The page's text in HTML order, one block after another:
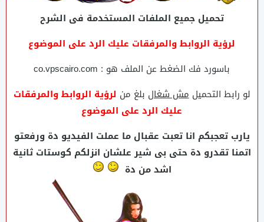
تحميل جميع الملفات المستخدمة فى الشرح
لرؤية الروابط والمرفقات عليك الرد على الموضوع
باسورد فك الضغط عن الملف هو : co.vpscairo.com
لو رابط التحميلمش شغال بلغ من لرؤية الروابط والمرفقات
عليك الرد على الموضوع
يارب تعجبكم انا تعبت عقبال ما عملت الفيديو دة ورفعتو
اتمنا تقدرو دة حتى بى شير علشان انزلكم كوستات ثانية
اشد من دة